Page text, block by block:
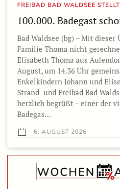
FREIBAD BAD WALDSEE
100.000. Badegast
Bad Waldsee (bg) – Mit dieser
Familie Thoma nicht
Elisabeth Thoma aus
August, um 14.36 Uhr
Enkelkindern Johann und
Strand- und Freibad Bad
herzlich begrüßt – einer der
Badegas…
6. AUGUST 2026